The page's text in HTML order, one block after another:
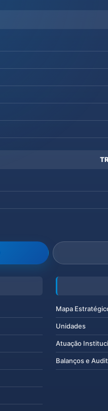
Mapa
Unidades
Atuação
Balanços e